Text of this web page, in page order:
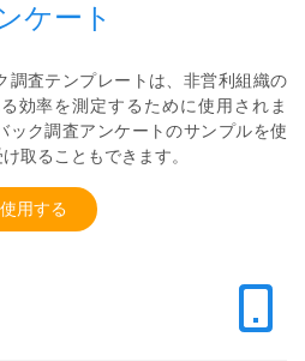
ケート
調査テンプレートは、非営利組織の
効率を測定するために使用されま
ック調査アンケートのサンプルを使
取ることもできます。
用する